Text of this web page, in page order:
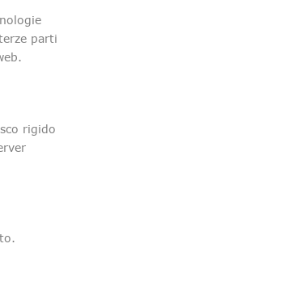
parti
rigido